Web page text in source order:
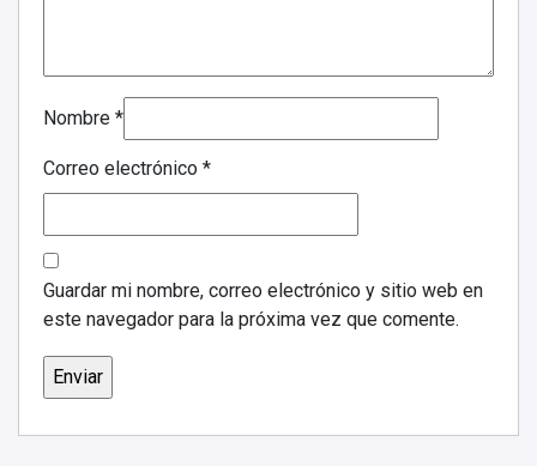
Nombre *
Correo electrónico *
Guardar mi nombre, correo electrónico y sitio web en
este navegador para la próxima vez que comente.